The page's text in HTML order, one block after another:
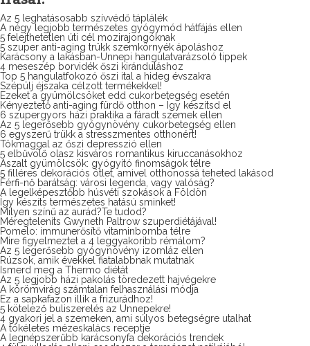
Az 5 leghatásosabb szívvédő táplálék
A négy legjobb természetes gyógymód hátfájás ellen
5 felejthetetlen úti cél mozirajongóknak
5 szuper anti-aging trükk szemkörnyék ápoláshoz
Karácsony a lakásban-Ünnepi hangulatvarázsoló tippek
4 meseszép borvidék őszi kiránduláshoz
Top 5 hangulatfokozó őszi ital a hideg évszakra
Szépülj éjszaka célzott termékekkel!
Ezeket a gyümölcsöket edd cukorbetegség esetén
Kényeztető anti-aging fürdő otthon – Így készítsd el
6 szupergyors házi praktika a fáradt szemek ellen
Az 5 legerősebb gyógynövény cukorbetegség ellen
6 egyszerű trükk a stresszmentes otthonért!
Tökmaggal az őszi depresszió ellen
5 elbűvölő olasz kisváros romantikus kiruccanásokhoz
Aszalt gyümölcsök: gyógyító finomságok télre
5 filléres dekorációs ötlet, amivel otthonossá teheted lakásod
Férfi-nő barátság: városi legenda, vagy valóság?
A legelképesztőbb húsvéti szokások a Földön
Így készíts természetes hatású sminket!
Milyen színű az aurád?Te tudod?
Méregteleníts Gwyneth Paltrow szuperdiétájával!
Pomelo: immunerősítő vitaminbomba télre
Mire figyelmeztet a 4 leggyakoribb rémálom?
Az 5 legerősebb gyógynövény izomláz ellen
Rúzsok, amik évekkel fiatalabbnak mutatnak
Ismerd meg a Thermo diétát
Az 5 legjobb házi pakolás töredezett hajvégekre
A körömvirág számtalan felhasználási módja
Ez a sapkafazon illik a frizurádhoz!
5 kötelező buliszerelés az Ünnepekre!
4 gyakori jel a szemeken, ami súlyos betegségre utalhat
A tökéletes mézeskalács receptje
A legnépszerűbb karácsonyfa dekorációs trendek